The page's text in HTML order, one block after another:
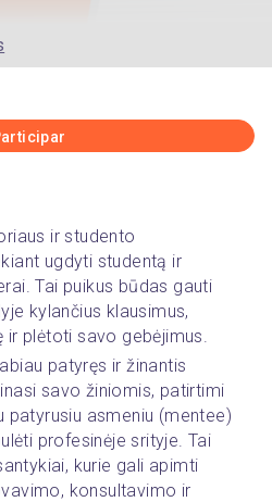
ir studento
ugdyti studentą ir
Tai puikus būdas gauti
kylančius klausimus,
ir plėtoti savo gebėjimus.
patyręs ir žinantis
savo žiniomis, patirtimi
patyrusiu asmeniu (mentee)
profesinėje srityje. Tai
kurie gali apimti
konsultavimo ir